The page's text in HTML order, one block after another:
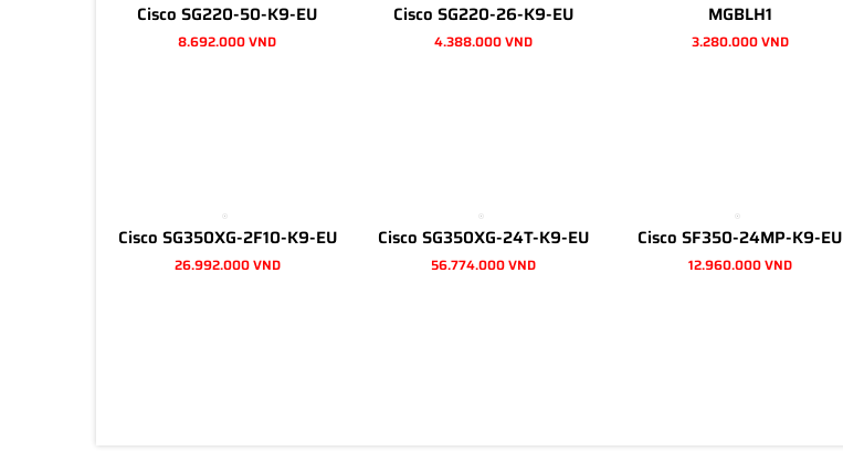
Cisco SG220-50-K9-EU
8.692.000 VND
Cisco SG220-26-K9-EU
4.388.000 VND
MGBLH1
3.280.000 VND
Cisco SG350XG-2F10-K9-EU
26.992.000 VND
Cisco SG350XG-24T-K9-EU
56.774.000 VND
Cisco SF350-24MP-K9-EU
12.960.000 VND